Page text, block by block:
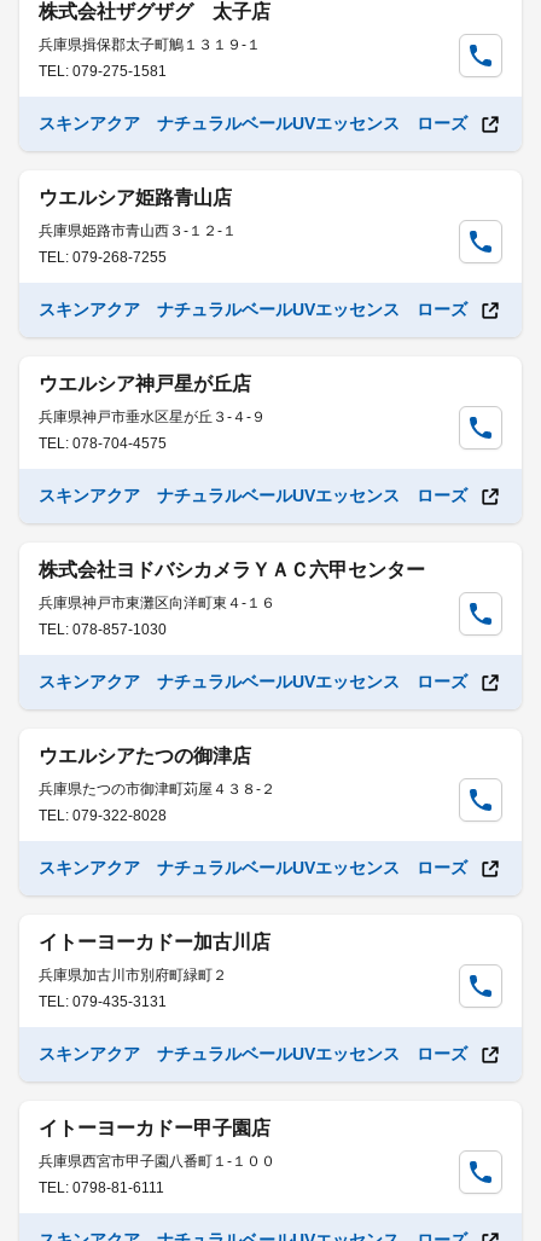
株式会社ザグザグ 太子店
兵庫県揖保郡太子町鵤１３１９-１
TEL: 079-275-1581
スキンアクア ナチュラルベールUVエッセンス ローズ
ウエルシア姫路青山店
兵庫県姫路市青山西３-１２-１
TEL: 079-268-7255
スキンアクア ナチュラルベールUVエッセンス ローズ
ウエルシア神戸星が丘店
兵庫県神戸市垂水区星が丘３-４-９
TEL: 078-704-4575
スキンアクア ナチュラルベールUVエッセンス ローズ
株式会社ヨドバシカメラＹＡＣ六甲センター
兵庫県神戸市東灘区向洋町東４-１６
TEL: 078-857-1030
スキンアクア ナチュラルベールUVエッセンス ローズ
ウエルシアたつの御津店
兵庫県たつの市御津町苅屋４３８-２
TEL: 079-322-8028
スキンアクア ナチュラルベールUVエッセンス ローズ
イトーヨーカドー加古川店
兵庫県加古川市別府町緑町２
TEL: 079-435-3131
スキンアクア ナチュラルベールUVエッセンス ローズ
イトーヨーカドー甲子園店
兵庫県西宮市甲子園八番町１-１００
TEL: 0798-81-6111